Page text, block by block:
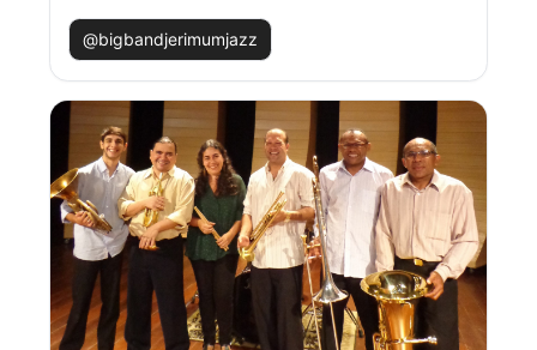
@bigbandjerimumjazz